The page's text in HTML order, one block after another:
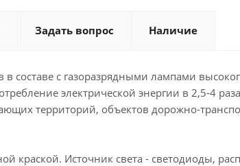
Задать вопрос Наличие
составе с газоразрядными лампами
электрической энергии в 2,5-4
территорий, объектов дорожно-
Источник света - светодиоды,